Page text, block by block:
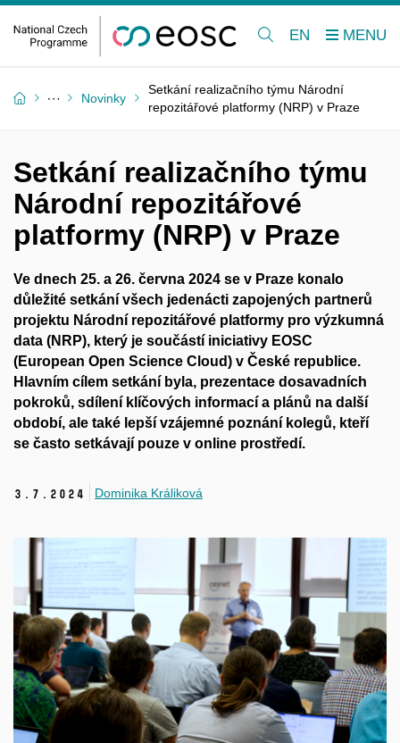
EN
Novinky
Setkání realizačního týmu Národní
repozitářové platformy (NRP) v Praze
Setkání realizačního týmu
Národní repozitářové
platformy (NRP) v Praze
Ve dnech 25. a 26. června 2024 se v Praze konalo
důležité setkání všech jedenácti zapojených partnerů
projektu Národní repozitářové platformy pro výzkumná
data (NRP), který je součástí iniciativy EOSC
(European Open Science Cloud) v České republice.
Hlavním cílem setkání byla, prezentace dosavadních
pokroků, sdílení klíčových informací a plánů na další
období, ale také lepší vzájemné poznání kolegů, kteří
se často setkávají pouze v online prostředí.
3. 7. 2024 Dominika Králiková